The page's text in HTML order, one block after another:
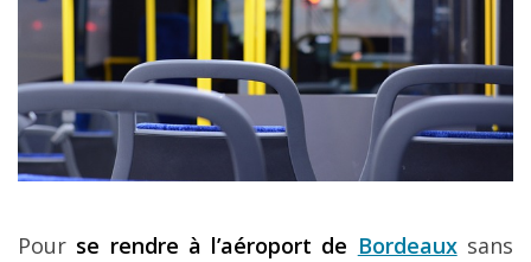
Pour se rendre à l’aéroport de Bordeauxsans